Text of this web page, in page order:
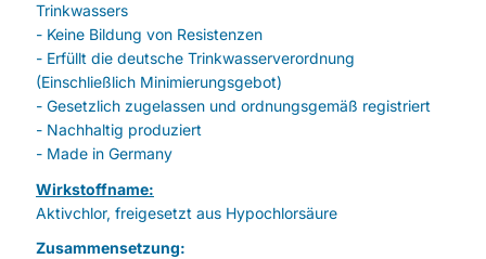
Trinkwassers
- Keine Bildung von Resistenzen
- Erfüllt die deutsche Trinkwasserverordnung
(Einschließlich Minimierungsgebot)
- Gesetzlich zugelassen und ordnungsgemäß registriert
- Nachhaltig produziert
- Made in Germany
Wirkstoffname:
Aktivchlor, freigesetzt aus Hypochlorsäure
Zusammensetzung: